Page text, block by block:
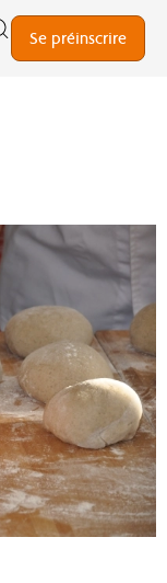
Se préinscrire